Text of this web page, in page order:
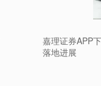
嘉理证券APP
落地进展